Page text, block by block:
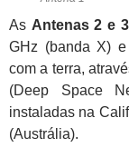
As Antenas 2 e 3
GHz (banda X)
com a terra,
(Deep Space
instaladas na
(Austrália).